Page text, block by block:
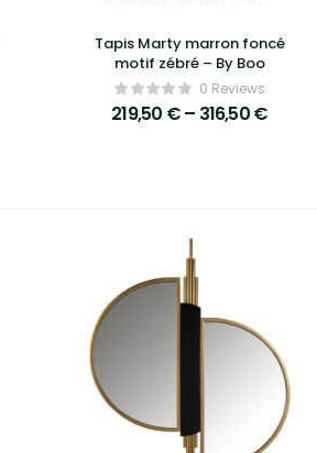
Tapis Marty marron foncé
motif zébré – By Boo
0 Reviews
219,50 €– 316,50€